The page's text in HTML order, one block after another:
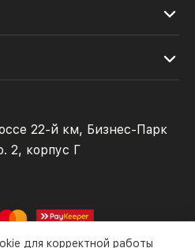
22-й км, Бизнес-Парк
2, корпус Г
для корректной работы